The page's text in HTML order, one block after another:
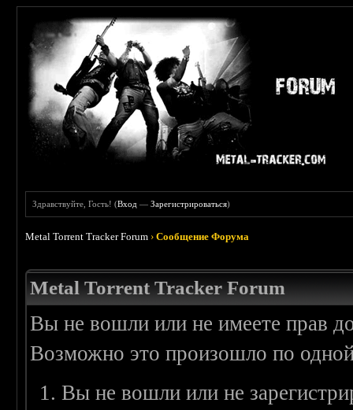
Здравствуйте, Гость! (Вход —Зарегистрироваться)
Metal Torrent Tracker Forum ›Сообщение Форума
Metal Torrent Tracker Forum
Вы не вошли или не имеете прав
Возможно это произошло по
Вы не вошли или не